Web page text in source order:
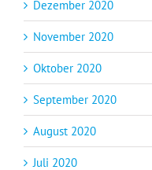
Dezember 2020
November 2020
Oktober 2020
September 2020
August 2020
Juli 2020